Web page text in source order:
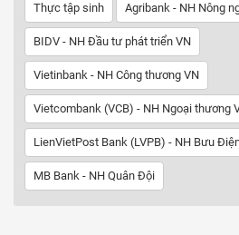
Thực tập sinh Agribank - NH Nông
BIDV - NH Đầu tư phát triển VN
Vietinbank - NH Công thương VN
Vietcombank (VCB) - NH Ngoại thương
LienVietPost Bank (LVPB) - NH Bưu
MB Bank - NH Quân Đội